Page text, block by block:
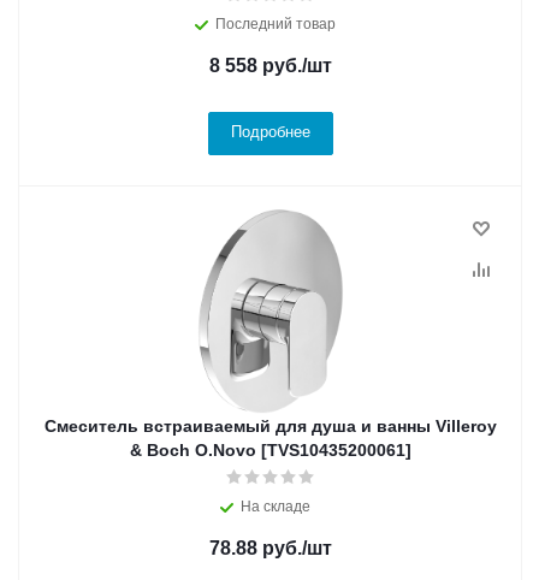
Последний товар
8 558 руб./шт
Подробнее
Смеситель встраиваемый для душа и ванны Villeroy
& Boch O.Novo [TVS10435200061]
На складе
78.88 руб./шт